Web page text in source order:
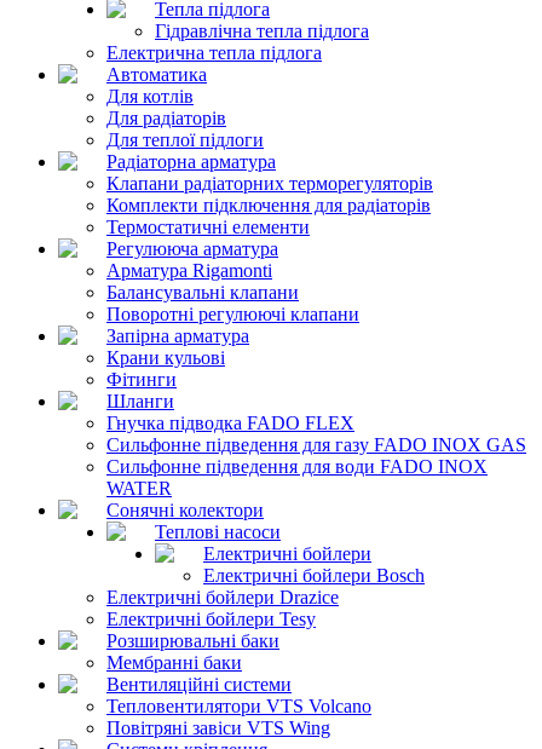
Тепла підлога
Гідравлічна тепла підлога
Електрична тепла підлога
Автоматика
Для котлів
Для радіаторів
Для теплої підлоги
Радіаторна арматура
Клапани радіаторних терморегуляторів
Комплекти підключення для радіаторів
Термостатичні елементи
Регулююча арматура
Арматура Rigamonti
Балансувальні клапани
Поворотні регулюючі клапани
Запірна арматура
Крани кульові
Фітинги
Шланги
Гнучка підводка FADO FLEX
Сильфонне підведення для газу FADO INOX GAS
Сильфонне підведення для води FADO INOX
WATER
Сонячні колектори
Теплові насоси
Електричні бойлери
Електричні бойлери Bosch
Електричні бойлери Drazice
Електричні бойлери Tesy
Розширювальні баки
Мембранні баки
Вентиляційні системи
Тепловентилятори VTS Volcano
Повітряні завіси VTS Wing